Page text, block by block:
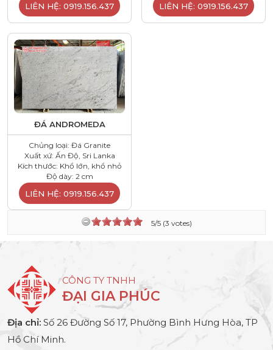
LIÊN HỆ: 0919.156.437 LIÊN HỆ: 0919.156.437
ĐÁ ANDROMEDA
Chủng loại: Đá Granite
Xuất xứ: Ấn Độ, Sri Lanka
Kích thước: Khổ lớn, khổ nhỏ
Độ dày: 2 cm
LIÊN HỆ: 0919.156.437
5/5 (3 votes)
CÔNG TY TNHH
ĐẠI GIA PHÚC
Địa chỉ: Số 26 Đường Số 17, Phường Bình Hưng Hòa, TP
Hồ Chí Minh.